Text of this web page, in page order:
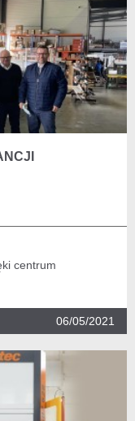
centrum
06/05/2021